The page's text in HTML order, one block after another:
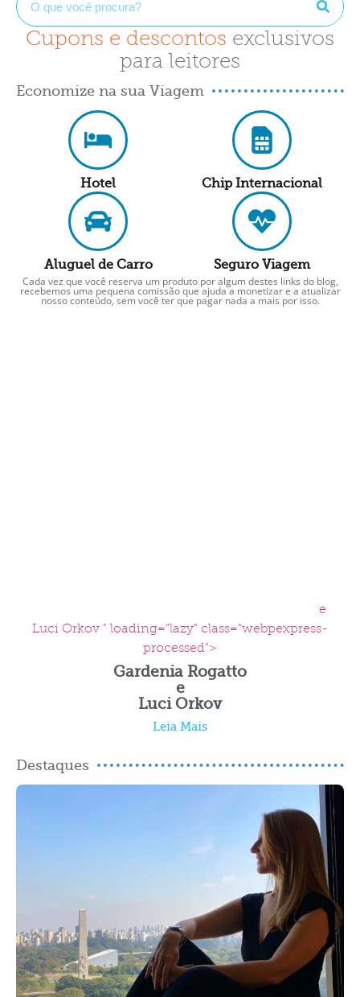
Cupons e descontos exclusivos
para leitores
Economize na sua Viagem
Hotel Chip Internacional
Aluguel de Carro Seguro Viagem
Cada vez que você reserva um produto por algum destes links do blog,
recebemos uma pequena comissão que ajuda a monetizar e a atualizar
nosso conteúdo, sem você ter que pagar nada a mais por isso.
e
Luci Orkov " loading="lazy" class="webpexpress-
processed">
Gardenia Rogatto
e
Luci Orkov
Leia Mais
Destaques